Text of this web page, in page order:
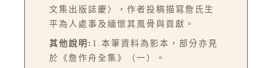
文集出版誌慶〉，作者投稿描寫詹氏生
平為人處事及緬懷其風骨與貢獻。
其他說明: 1.本筆資料為影本，部分亦見
於《詹作舟全集》（一）。